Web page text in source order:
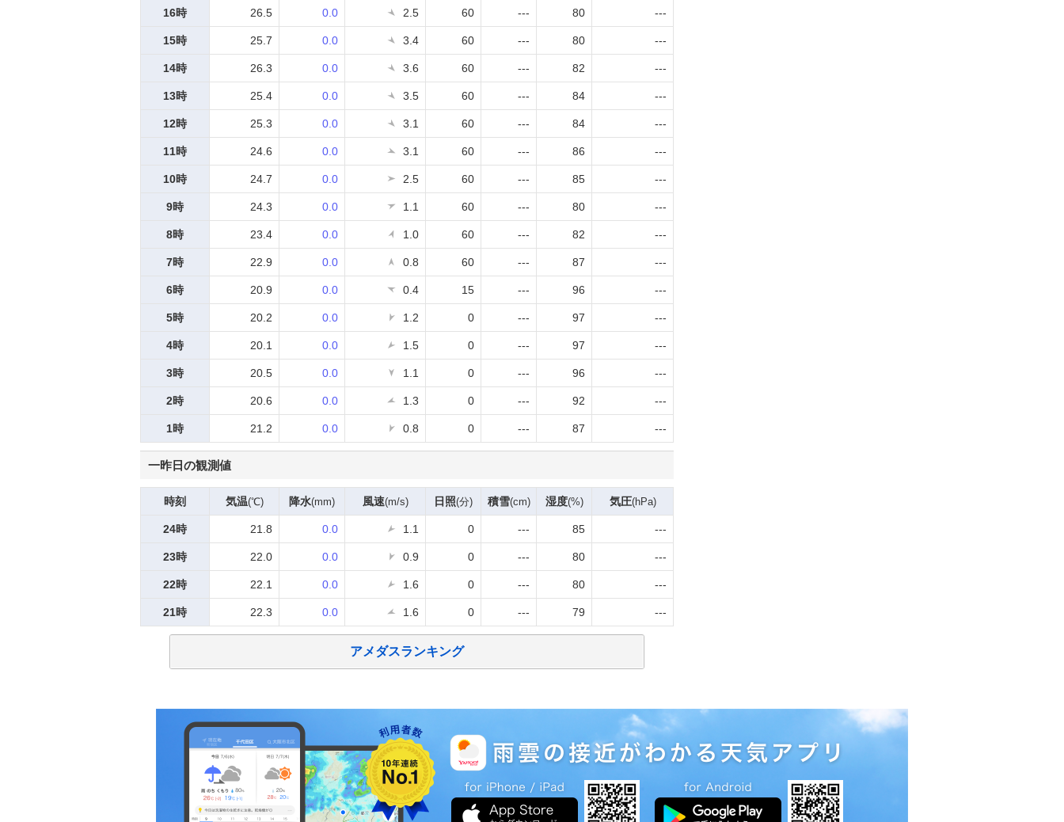
16時 26.5 0.0 2.5 60 --- 80 ---
15時 25.7 0.0 3.4 60 --- 80 ---
14時 26.3 0.0 3.6 60 --- 82 ---
13時 25.4 0.0 3.5 60 --- 84 ---
12時 25.3 0.0 3.1 60 --- 84 ---
11時 24.6 0.0 3.1 60 --- 86 ---
10時 24.7 0.0 2.5 60 --- 85 ---
9時 24.3 0.0 1.1 60 --- 80 ---
8時 23.4 0.0 1.0 60 --- 82 ---
7時 22.9 0.0 0.8 60 --- 87 ---
6時 20.9 0.0 0.4 15 --- 96 ---
5時 20.2 0.0 1.2 0 --- 97 ---
4時 20.1 0.0 1.5 0 --- 97 ---
3時 20.5 0.0 1.1 0 --- 96 ---
2時 20.6 0.0 1.3 0 --- 92 ---
1時 21.2 0.0 0.8 0 --- 87 ---
一昨日の観測値
時刻 気温(℃) 降水(mm) 風速(m/s) 日照(分) 積雪(cm) 湿度(%) 気圧(hPa)
24時 21.8 0.0 1.1 0 --- 85 ---
23時 22.0 0.0 0.9 0 --- 80 ---
22時 22.1 0.0 1.6 0 --- 80 ---
21時 22.3 0.0 1.6 0 --- 79 ---
アメダスランキング